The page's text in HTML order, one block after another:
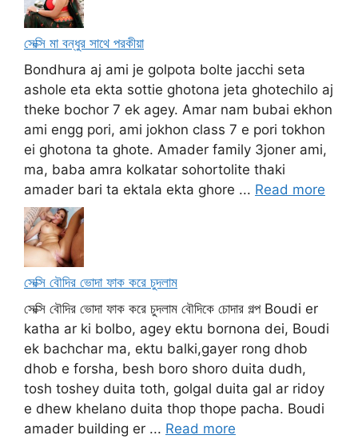
সেক্সি মা বন্ধুর সাথে পরকীয়া
Bondhura aj ami je golpota bolte jacchi seta
ashole eta ekta sottie ghotona jeta ghotechilo aj
theke bochor 7 ek agey. Amar nam bubai ekhon
ami engg pori, ami jokhon class 7 e pori tokhon
ei ghotona ta ghote. Amader family 3joner ami,
ma, baba amra kolkatar sohortolite thaki
amader bari ta ektala ekta ghore ... Read more
সেক্সি বৌদির ভোদা ফাক করে চুদলাম
সেক্সি বৌদির ভোদা ফাক করে চুদলাম বৌদিকে চোদার গল্প Boudi er
katha ar ki bolbo, agey ektu bornona dei, Boudi
ek bachchar ma, ektu balki,gayer rong dhob
dhob e forsha, besh boro shoro duita dudh,
tosh toshey duita toth, golgal duita gal ar ridoy
e dhew khelano duita thop thope pacha. Boudi
amader building er ... Read more